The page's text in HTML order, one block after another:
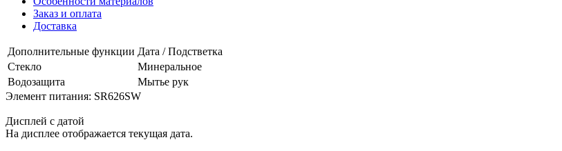
Заказ и оплата
Доставка
Дополнительные функции Дата / Подстветка
Стекло
Минеральное
Водозащита
Мытье рук
Элемент питания: SR626SW
Дисплей с датой
На дисплее отображается текущая дата.